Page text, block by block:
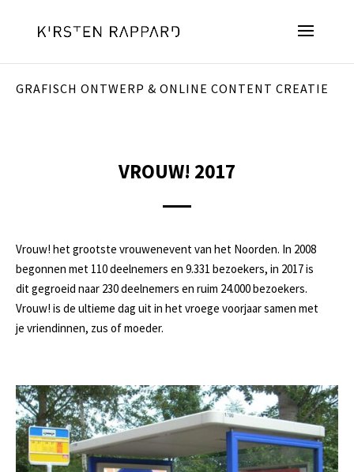
GRAFISCH ONTWERP & ONLINE CONTENT CREATIE
VROUW! 2017
Vrouw! het grootste vrouwenevent van het Noorden. In 2008
begonnen met 110 deelnemers en 9.331 bezoekers, in 2017 is
dit gegroeid naar 230 deelnemers en ruim 24.000 bezoekers.
Vrouw! is de ultieme dag uit in het vroege voorjaar samen met
je vriendinnen, zus of moeder.